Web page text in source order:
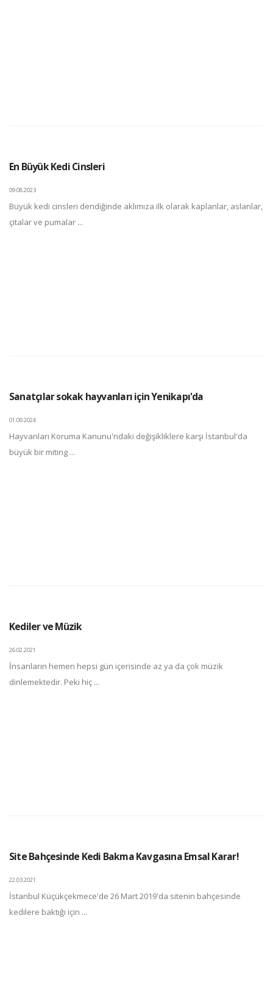
En Büyük Kedi Cinsleri
09.08.2023
Büyük kedi cinsleri dendiğinde aklımıza ilk olarak kaplanlar, aslanlar,
çitalar ve pumalar ...
Sanatçılar sokak hayvanları için Yenikapı'da
01.09.2024
Hayvanları Koruma Kanunu'ndaki değişikliklere karşı İstanbul'da
büyük bir miting ...
Kediler ve Müzik
26.02.2021
İnsanların hemen hepsi gün içerisinde az ya da çok müzik
dinlemektedir. Peki hiç ...
Site Bahçesinde Kedi Bakma Kavgasına Emsal Karar!
22.03.2021
İstanbul Küçükçekmece'de 26 Mart 2019'da sitenin bahçesinde
kedilere baktığı için ...